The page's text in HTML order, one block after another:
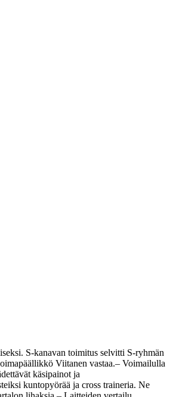
S-kanavan toimitus selvitti S-ryhmän
Viitanen vastaa.– Voimailulla
käsipainot ja
kuntopyörää ja cross traineria. Ne